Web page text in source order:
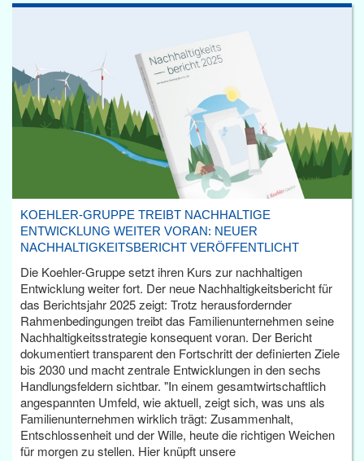
KOEHLER-GRUPPE TREIBT NACHHALTIGE
ENTWICKLUNG WEITER VORAN: NEUER
NACHHALTIGKEITSBERICHT VERÖFFENTLICHT
Die Koehler-Gruppe setzt ihren Kurs zur nachhaltigen
Entwicklung weiter fort. Der neue Nachhaltigkeitsbericht für
das Berichtsjahr 2025 zeigt: Trotz herausfordernder
Rahmenbedingungen treibt das Familienunternehmen seine
Nachhaltigkeitsstrategie konsequent voran. Der Bericht
dokumentiert transparent den Fortschritt der definierten Ziele
bis 2030 und macht zentrale Entwicklungen in den sechs
Handlungsfeldern sichtbar. "In einem gesamtwirtschaftlich
angespannten Umfeld, wie aktuell, zeigt sich, was uns als
Familienunternehmen wirklich trägt: Zusammenhalt,
Entschlossenheit und der Wille, heute die richtigen Weichen
für morgen zu stellen. Hier knüpft unsere